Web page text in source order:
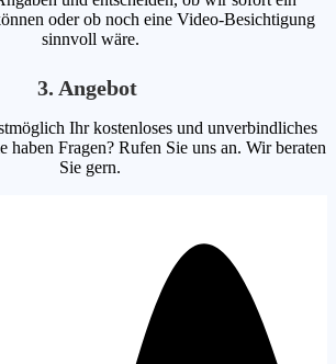
oder ob noch eine Video-Besichtigung
sinnvoll wäre.
3. Angebot
Ihr kostenloses und unverbindliches
haben Fragen? Rufen Sie uns an. Wir beraten
Sie gern.